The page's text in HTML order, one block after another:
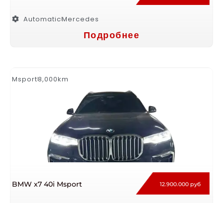
AutomaticMercedes
Подробнее
Msport8,000km
BMW x7 40i Msport 12.900.000 руб